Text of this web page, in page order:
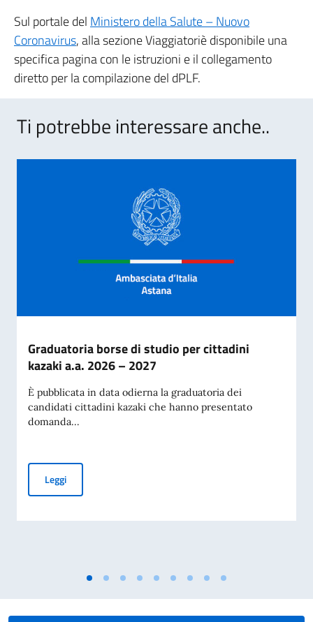
Sul portale del Ministero della Salute – Nuovo
Coronavirus, alla sezione Viaggiatoriè disponibile una
specifica pagina con le istruzioni e il collegamento
diretto per la compilazione del dPLF.
Ti potrebbe interessare anche..
Graduatoria borse di studio per cittadini
kazaki a.a. 2026 – 2027
È pubblicata in data odierna la graduatoria dei
candidati cittadini kazaki che hanno presentato
domanda...
LeggiGraduatoria borse di studio per cittadini kazaki a.a. 2026 –